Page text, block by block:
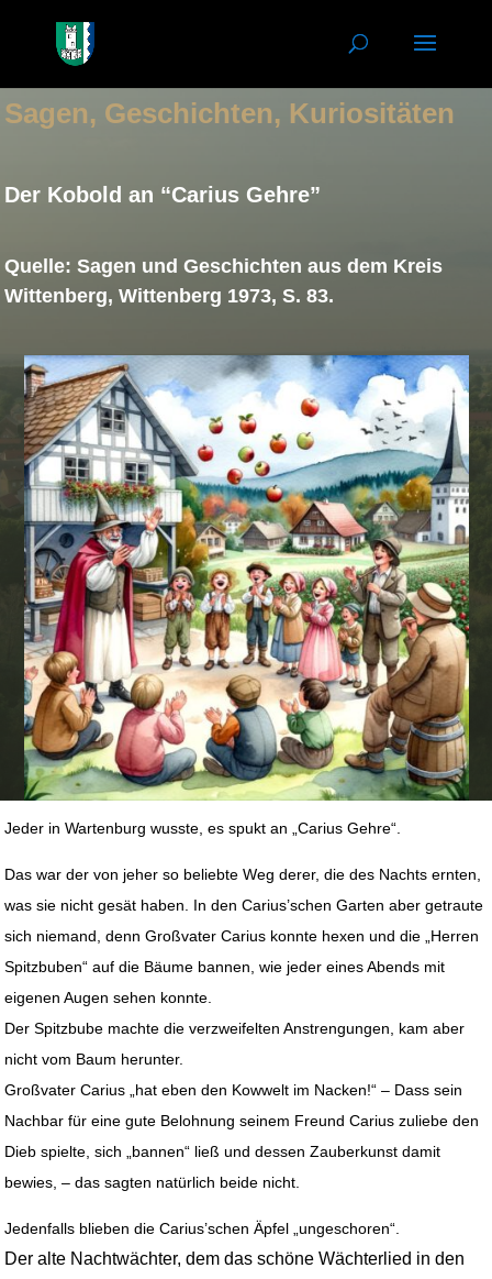
Sagen, Geschichten, Kuriositäten
Der Kobold an “Carius Gehre”
Quelle: Sagen und Geschichten aus dem Kreis
Wittenberg, Wittenberg 1973, S. 83.
Jeder in Wartenburg wusste, es spukt an „Carius Gehre“.
Das war der von jeher so beliebte Weg derer, die des Nachts ernten,
was sie nicht gesät haben. In den Carius’schen Garten aber getraute
sich niemand, denn Großvater Carius konnte hexen und die „Herren
Spitzbuben“ auf die Bäume bannen, wie jeder eines Abends mit
eigenen Augen sehen konnte.
Der Spitzbube machte die verzweifelten Anstrengungen, kam aber
nicht vom Baum herunter.
Großvater Carius „hat eben den Kowwelt im Nacken!“ – Dass sein
Nachbar für eine gute Belohnung seinem Freund Carius zuliebe den
Dieb spielte, sich „bannen“ ließ und dessen Zauberkunst damit
bewies, – das sagten natürlich beide nicht.
Jedenfalls blieben die Carius’schen Äpfel „ungeschoren“.
Der alte Nachtwächter, dem das schöne Wächterlied in den